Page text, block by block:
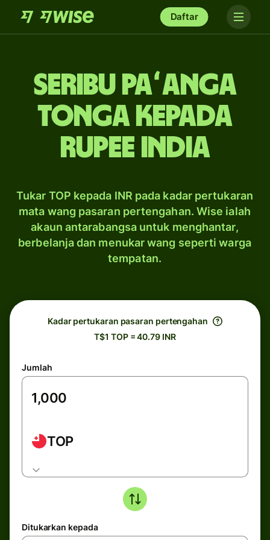
Daftar
seribu paʻanga
Tonga kepada
rupee India
Tukar TOP kepada INR pada kadar pertukaran
mata wang pasaran pertengahan. Wise ialah
akaun antarabangsa untuk menghantar,
berbelanja dan menukar wang seperti warga
tempatan.
Kadar pertukaran pasaran pertengahan
T$1 TOP = 40.79 INR
Jumlah
TOP
Ditukarkan kepada